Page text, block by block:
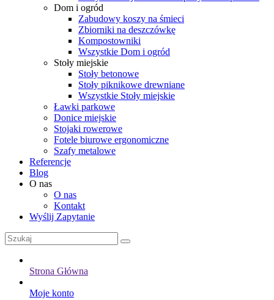
Dom i ogród
Zabudowy koszy na śmieci
Zbiorniki na deszczówkę
Kompostowniki
Wszystkie Dom i ogród
Stoły miejskie
Stoły betonowe
Stoły piknikowe drewniane
Wszystkie Stoły miejskie
Ławki parkowe
Donice miejskie
Stojaki rowerowe
Fotele biurowe ergonomiczne
Szafy metalowe
Referencje
Blog
O nas
O nas
Kontakt
Wyślij Zapytanie
Strona Główna
Moje konto